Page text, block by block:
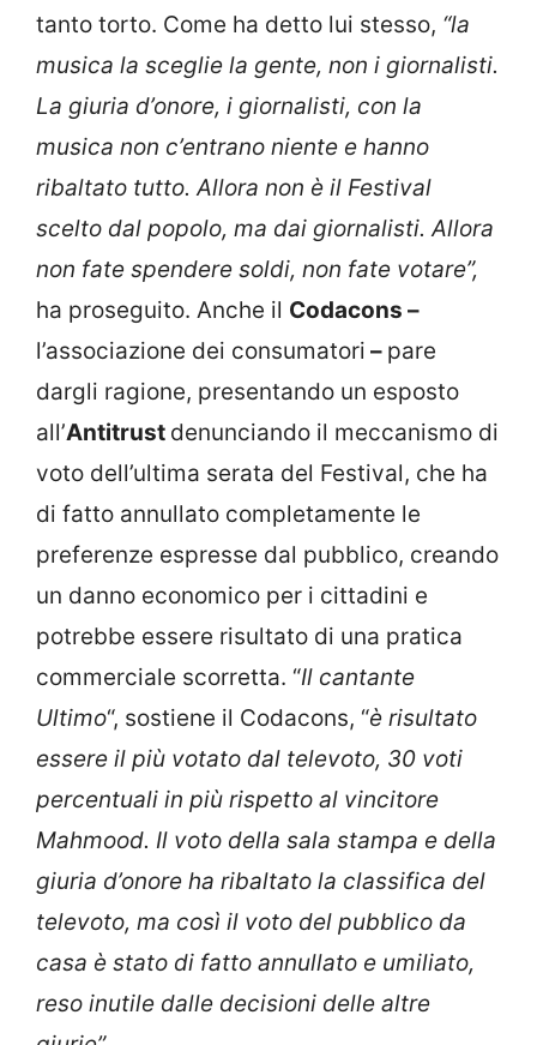
tanto torto. Come ha detto lui stesso, “la
musica la sceglie la gente, non i giornalisti.
La giuria d’onore, i giornalisti, con la
musica non c’entrano niente e hanno
ribaltato tutto. Allora non è il Festival
scelto dal popolo, ma dai giornalisti. Allora
non fate spendere soldi, non fate votare”,
ha proseguito. Anche il Codacons –
l’associazione dei consumatori – pare
dargli ragione, presentando un esposto
all’Antitrust denunciando il meccanismo di
voto dell’ultima serata del Festival, che ha
di fatto annullato completamente le
preferenze espresse dal pubblico, creando
un danno economico per i cittadini e
potrebbe essere risultato di una pratica
commerciale scorretta. “Il cantante
Ultimo“, sostiene il Codacons, “è risultato
essere il più votato dal televoto, 30 voti
percentuali in più rispetto al vincitore
Mahmood. Il voto della sala stampa e della
giuria d’onore ha ribaltato la classifica del
televoto, ma così il voto del pubblico da
casa è stato di fatto annullato e umiliato,
reso inutile dalle decisioni delle altre